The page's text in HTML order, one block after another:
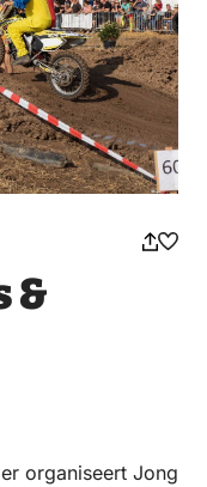
&
organiseert Jong